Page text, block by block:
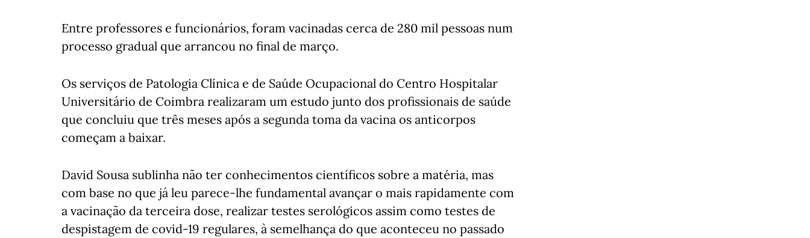
Entre professores e funcionários, foram vacinadas cerca de 280 mil pessoas num
processo gradual que arrancou no final de março.
Os serviços de Patologia Clínica e de Saúde Ocupacional do Centro Hospitalar
Universitário de Coimbra realizaram um estudo junto dos profissionais de saúde
que concluiu que três meses após a segunda toma da vacina os anticorpos
começam a baixar.
David Sousa sublinha não ter conhecimentos científicos sobre a matéria, mas
com base no que já leu parece-lhe fundamental avançar o mais rapidamente com
a vacinação da terceira dose, realizar testes serológicos assim como testes de
despistagem de covid-19 regulares, à semelhança do que aconteceu no passado